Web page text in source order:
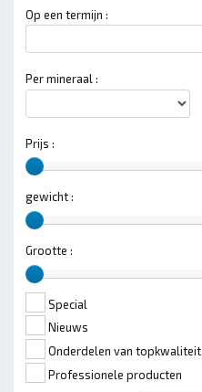
Op een termijn :
Per mineraal :
Prijs :
gewicht :
Grootte :
Special
Nieuws
Onderdelen van topkwaliteit
Professionele producten